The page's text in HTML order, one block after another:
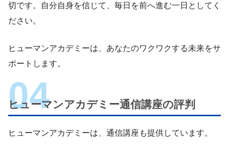
切です。自分自身を信じて、毎日を前へ進む一日としてく
ださい。
ヒューマンアカデミーは、あなたのワクワクする未来をサ
ポートします。
ヒューマンアカデミー通信講座の評判
ヒューマンアカデミーは、通信講座も提供しています。